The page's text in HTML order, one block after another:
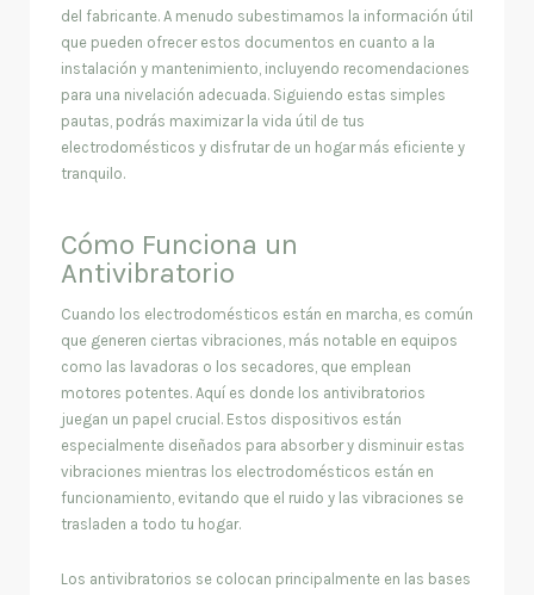
del fabricante. A menudo subestimamos la información útil
que pueden ofrecer estos documentos en cuanto a la
instalación y mantenimiento, incluyendo recomendaciones
para una nivelación adecuada. Siguiendo estas simples
pautas, podrás maximizar la vida útil de tus
electrodomésticos y disfrutar de un hogar más eficiente y
tranquilo.
Cómo Funciona un
Antivibratorio
Cuando los electrodomésticos están en marcha, es común
que generen ciertas vibraciones, más notable en equipos
como las lavadoras o los secadores, que emplean
motores potentes. Aquí es donde los antivibratorios
juegan un papel crucial. Estos dispositivos están
especialmente diseñados para absorber y disminuir estas
vibraciones mientras los electrodomésticos están en
funcionamiento, evitando que el ruido y las vibraciones se
trasladen a todo tu hogar.
Los antivibratorios se colocan principalmente en las bases